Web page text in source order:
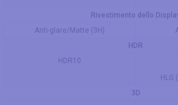
Rivestimento dello
Anti-glare/Matte (3H)
HDR
HDR10
HLG
3D